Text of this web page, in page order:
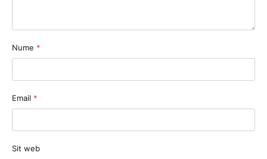
Nume *
Email *
Sit web